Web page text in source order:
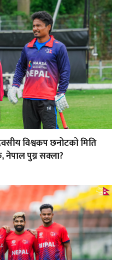
विश्वकप छनोटको मिति
नेपाल पुग्न सक्ला?